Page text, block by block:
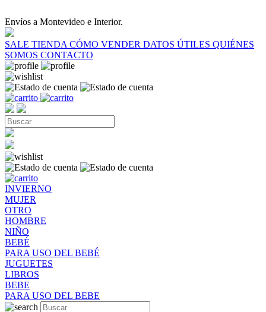
Envíos a Montevideo e Interior.
SALE TIENDA CÓMO VENDER DATOS ÚTILES QUIÉNES
SOMOS CONTACTO
INVIERNO
MUJER
OTRO
HOMBRE
NIÑO
BEBÉ
PARA USO DEL BEBÉ
JUGUETES
LIBROS
BEBE
PARA USO DEL BEBE